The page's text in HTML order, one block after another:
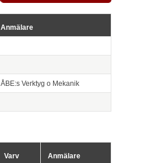
Anmälare
ÅBE:s Verktyg o Mekanik
Varv Anmälare